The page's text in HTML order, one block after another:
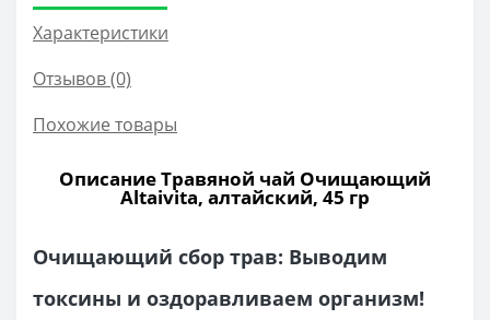
Характеристики
Отзывов (0)
Похожие товары
Описание Травяной чай Очищающий
Altaivita, алтайский, 45 гр
Очищающий сбор трав: Выводим
токсины и оздоравливаем организм!